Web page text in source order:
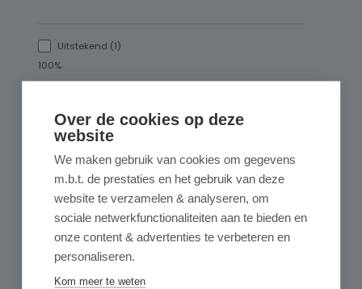
Uitstekend (1)
100%
Acceptabel (0)
Over de cookies op deze
website
We maken gebruik van cookies om gegevens
m.b.t. de prestaties en het gebruik van deze
website te verzamelen & analyseren, om
sociale netwerkfunctionaliteiten aan te bieden en
onze content & advertenties te verbeteren en
personaliseren.
Kom meer te weten